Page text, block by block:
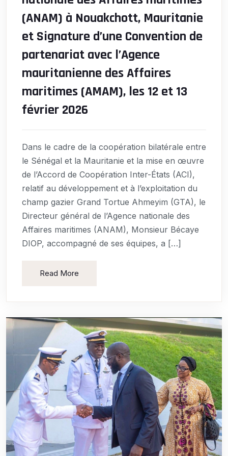
(ANAM) à Nouakchott, Mauritanie
et Signature d’une Convention de
partenariat avec l’Agence
mauritanienne des Affaires
maritimes (AMAM), les 12 et 13
février 2026
Dans le cadre de la coopération bilatérale entre
le Sénégal et la Mauritanie et la mise en œuvre
de l’Accord de Coopération Inter-États (ACI),
relatif au développement et à l’exploitation du
champ gazier Grand Tortue Ahmeyim (GTA), le
Directeur général de l’Agence nationale des
Affaires maritimes (ANAM), Monsieur Bécaye
DIOP, accompagné de ses équipes, a […]
Read More